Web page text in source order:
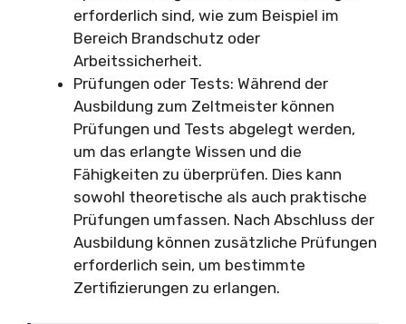
erforderlich sind, wie zum Beispiel im
Bereich Brandschutz oder
Arbeitssicherheit.
Prüfungen oder Tests: Während der
Ausbildung zum Zeltmeister können
Prüfungen und Tests abgelegt werden,
um das erlangte Wissen und die
Fähigkeiten zu überprüfen. Dies kann
sowohl theoretische als auch praktische
Prüfungen umfassen. Nach Abschluss der
Ausbildung können zusätzliche Prüfungen
erforderlich sein, um bestimmte
Zertifizierungen zu erlangen.